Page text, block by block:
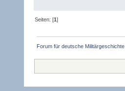
Seiten: [1]
Forum für deutsche Militärgeschichte